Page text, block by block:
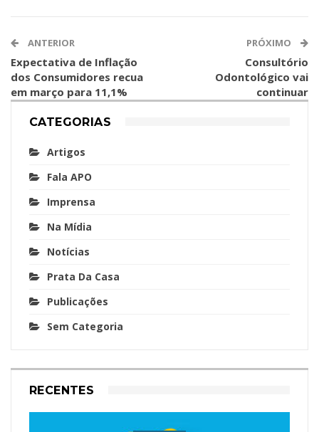
ANTERIOR
Expectativa de Inflação
dos Consumidores recua
em março para 11,1%
PRÓXIMO
Consultório
Odontológico vai
continuar
CATEGORIAS
Artigos
Fala APO
Imprensa
Na Mídia
Notícias
Prata Da Casa
Publicações
Sem Categoria
RECENTES